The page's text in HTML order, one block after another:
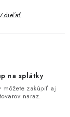
Zdieľať
na splátky
môžete zakúpiť aj
naraz.